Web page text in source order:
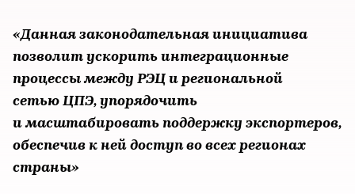
«Данная законодательная инициатива
позволит ускорить интеграционные
процессы между РЭЦ и региональной
сетью ЦПЭ, упорядочить
и масштабировать поддержку экспортеров,
обеспечив к ней доступ во всех регионах
страны»